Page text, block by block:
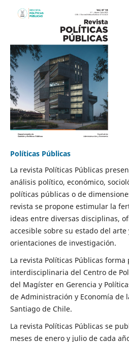
Políticas Públicas
La revista Políticas Públicas
análisis político, económico,
políticas públicas o de
revista se propone estimular la
ideas entre diversas disciplinas,
accesible sobre su estado del
orientaciones de investigación.
La revista Políticas Públicas
interdisciplinaria del Centro de
del Magíster en Gerencia y
de Administración y Economía de
Santiago de Chile.
La revista Políticas Públicas se
meses de enero y julio de cada